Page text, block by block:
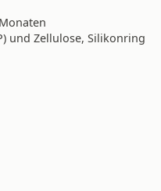
und Zellulose, Silikonring